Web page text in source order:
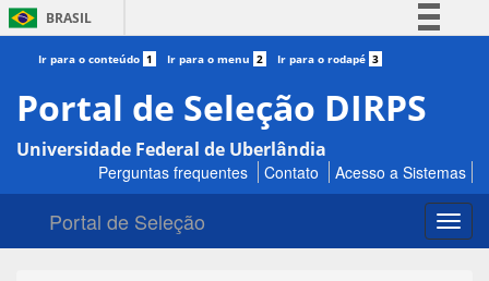
BRASIL
Simplifique!
Participe
Acesso à informação
Legislação
Ir para o conteúdo 1 Ir para o menu 2 Ir para o rodapé 3
Portal de Seleção DIRPS
Universidade Federal de Uberlândia
Perguntas frequentes Contato Acesso a Sistemas
Portal de Seleção